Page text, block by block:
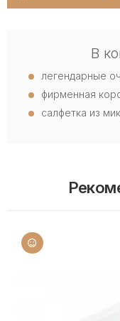
В
легендарные
фирменная
салфетка из